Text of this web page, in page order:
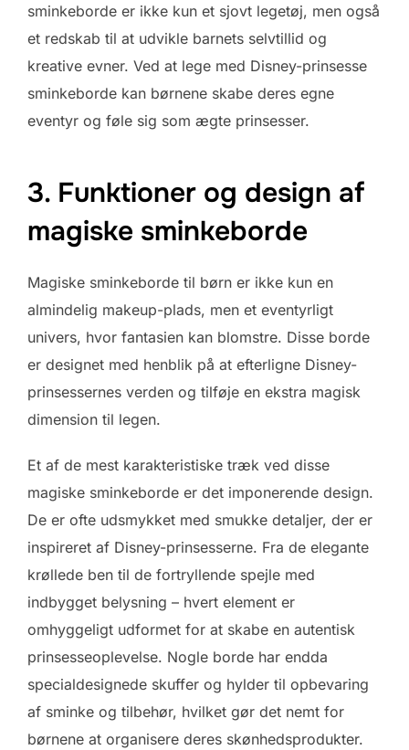
sminkeborde er ikke kun et sjovt legetøj, men også
et redskab til at udvikle barnets selvtillid og
kreative evner. Ved at lege med Disney-prinsesse
sminkeborde kan børnene skabe deres egne
eventyr og føle sig som ægte prinsesser.
3. Funktioner og design af
magiske sminkeborde
Magiske sminkeborde til børn er ikke kun en
almindelig makeup-plads, men et eventyrligt
univers, hvor fantasien kan blomstre. Disse borde
er designet med henblik på at efterligne Disney-
prinsessernes verden og tilføje en ekstra magisk
dimension til legen.
Et af de mest karakteristiske træk ved disse
magiske sminkeborde er det imponerende design.
De er ofte udsmykket med smukke detaljer, der er
inspireret af Disney-prinsesserne. Fra de elegante
krøllede ben til de fortryllende spejle med
indbygget belysning – hvert element er
omhyggeligt udformet for at skabe en autentisk
prinsesseoplevelse. Nogle borde har endda
specialdesignede skuffer og hylder til opbevaring
af sminke og tilbehør, hvilket gør det nemt for
børnene at organisere deres skønhedsprodukter.